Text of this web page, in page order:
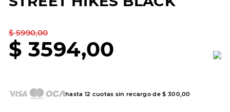
$ 5990,00
$ 3594,00
hasta 12 cuotas sin recargo de$ 300 ,00